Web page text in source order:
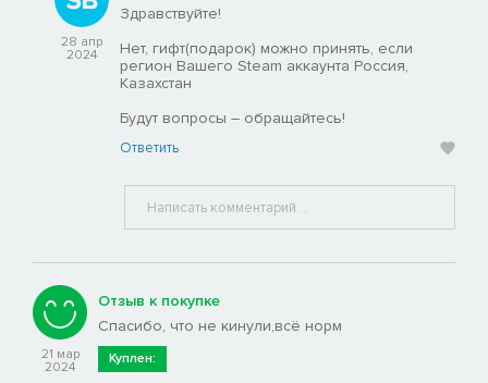
28 апр
2024
Здравствуйте!
Нет, гифт(подарок) можно принять, если
регион Вашего Steam аккаунта Россия,
Казахстан
Будут вопросы – обращайтесь!
Ответить
21 мар
2024
Отзыв к покупке
Спасибо, что не кинули,всё норм
Куплен: